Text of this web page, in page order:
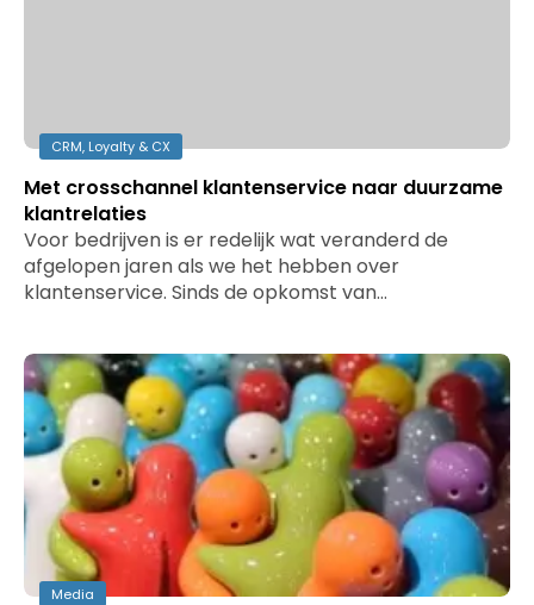
CRM, Loyalty & CX
Met crosschannel klantenservice naar duurzame
klantrelaties
Voor bedrijven is er redelijk wat veranderd de
afgelopen jaren als we het hebben over
klantenservice. Sinds de opkomst van…
Media